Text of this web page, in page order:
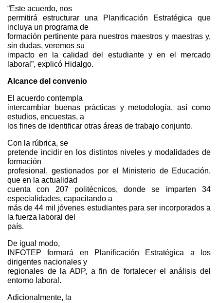
“Este acuerdo, nos
permitirá estructurar una Planificación Estratégica que
incluya un programa de
formación pertinente para nuestros maestros y maestras y,
sin dudas, veremos su
impacto en la calidad del estudiante y en el mercado
laboral”, explicó Hidalgo.
Alcance del convenio
El acuerdo contempla
intercambiar buenas prácticas y metodología, así como
estudios, encuestas, a
los fines de identificar otras áreas de trabajo conjunto.
Con la rúbrica, se
pretende incidir en los distintos niveles y modalidades de
formación
profesional, gestionados por el Ministerio de Educación,
que en la actualidad
cuenta con 207 politécnicos, donde se imparten 34
especialidades, capacitando a
más de 44 mil jóvenes estudiantes para ser incorporados a
la fuerza laboral del
país.
De igual modo,
INFOTEP formará en Planificación Estratégica a los
dirigentes nacionales y
regionales de la ADP, a fin de fortalecer el análisis del
entorno laboral.
Adicionalmente, la